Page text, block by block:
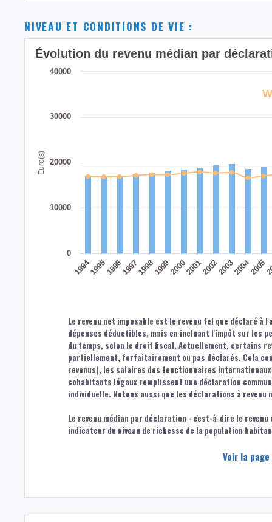
NIVEAU ET CONDITIONS DE VIE :
Euro(s)
Évolution du revenu médian par
199419951996199719981999200020012002200320042005
0
10000
20000
30000
40000
Le revenu net imposable est le revenu tel que déclaré
dépenses déductibles, mais en incluant l'impôt sur les
du temps, selon le droit fiscal. Actuellement, certains
partiellement, forfaitairement ou pas déclarés. Cela
revenus), les salaires des fonctionnaires
cohabitants légaux remplissent une déclaration
individuelle. Notons aussi que les déclarations à
Le revenu médian par déclaration - c'est-à-dire le
indicateur du niveau de richesse de la population
Voir la